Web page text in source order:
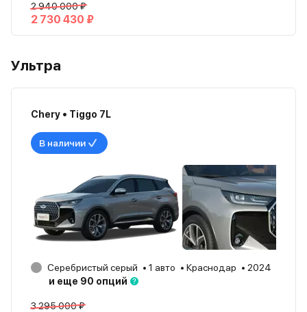
2 940 000 ₽
2 730 430 ₽
Ультра
Chery • Tiggo 7L
В наличии
Серебристый серый 1 авто Краснодар
2024
и еще 90 опций
3 295 000 ₽